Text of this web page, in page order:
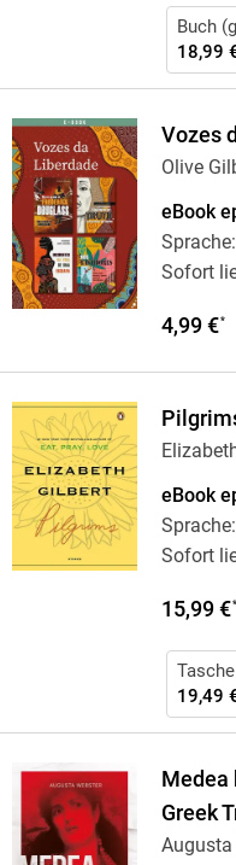
Buch
18,99
Vozes
Olive
eBook
Sofort
4,99 €*
eBook
Sofort
15,99 €*
19,49
Medea
Greek
Augusta